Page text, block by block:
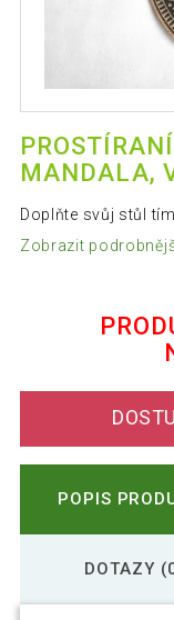
MANDALA,
Doplňte svůj stůl
Zobrazit
POPIS
DOTAZY